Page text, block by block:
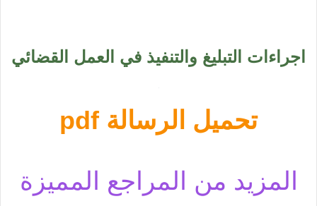
اجراءات التبليغ والتنفيذ في العمل القضائي
تحميل الرسالة pdf
المزيد من المراجع المميزة